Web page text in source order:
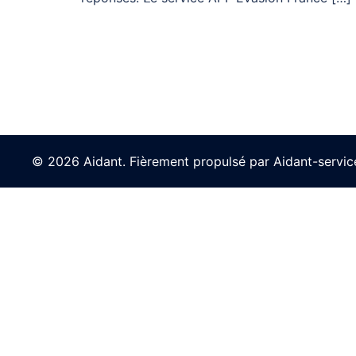
© 2026 Aidant. Fièrement propulsé par Aidant-